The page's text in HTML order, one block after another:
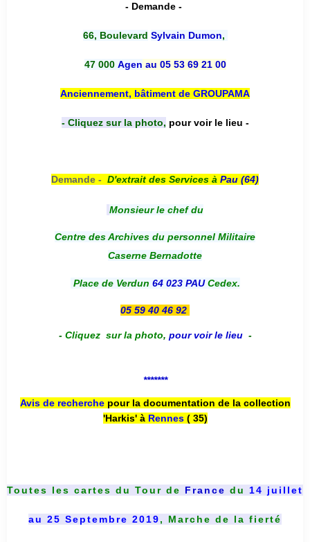
- Demande -
66, Boulevard Sylvain Dumon,
47 000 Agen au 05 53 69 21 00
Anciennement, bâtiment de GROUPAMA
- Cliquez sur la photo, pour voir le lieu -
Demande - D'extrait des Services à Pau (64)
Monsieur le chef du
Centre des Archives du personnel Militaire
Caserne Bernadotte
Place de Verdun 64 023 PAUCedex.
05 59 40 46 92
- Cliquez sur la photo, pour voir le lieu -
*******
Avis de recherche pour la documentation de la collection
'Harkis' à Rennes( 35)
Toutes les cartes du Tour de France du 14 juillet
au 25 Septembre 2019, Marche de la fierté